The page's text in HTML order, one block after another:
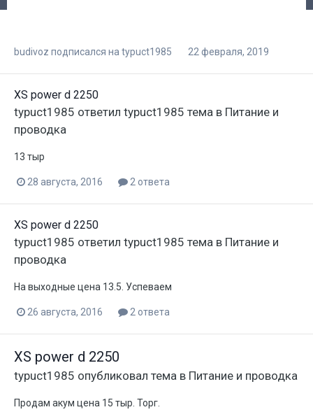
budivoz подписался на typuct1985 22 февраля, 2019
XS power d 2250
typuct1985 ответил typuct1985 тема в Питание и
проводка
13 тыр
28 августа, 2016 2 ответа
XS power d 2250
typuct1985 ответил typuct1985 тема в Питание и
проводка
На выходные цена 13.5. Успеваем
26 августа, 2016 2 ответа
XS power d 2250
typuct1985 опубликовал тема в Питание и проводка
Продам акум цена 15 тыр. Торг.